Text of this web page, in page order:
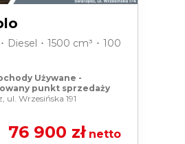
Diesel ･ 1500 cm³ ･ 100
Używane -
punkt sprzedaży
ul. Wrzesińska 191
76 900 złnetto